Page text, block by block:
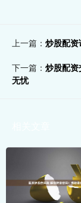
上一篇： 炒股配
下一篇： 炒股配
无忧